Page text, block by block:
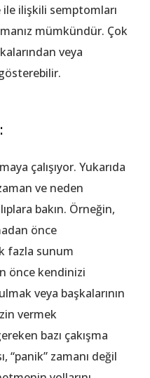
ilişkili semptomları
mümkündür. Çok
veya
çalışıyor. Yukarıda
ve neden
bakın. Örneğin,
önce
fazla sunum
önce kendinizi
veya başkalarının
vermek
bazı çakışma
“panik” zamanı değil